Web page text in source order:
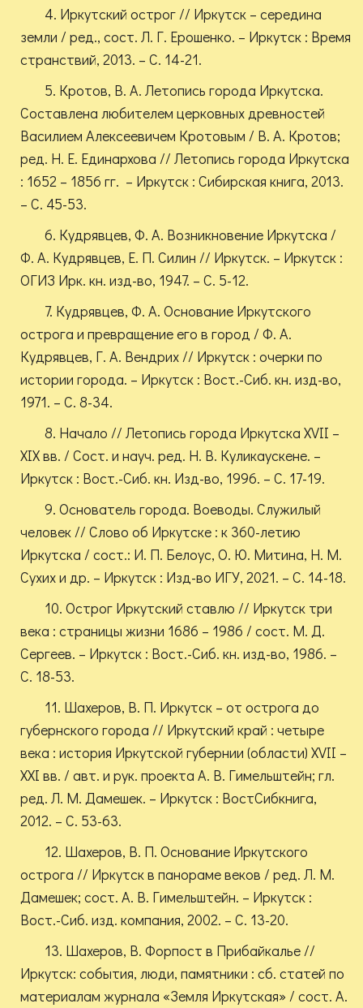
4. Иркутский острог // Иркутск – середина
земли / ред., сост. Л. Г. Ерошенко. – Иркутск : Время
странствий, 2013. – С. 14-21.
5. Кротов, В. А. Летопись города Иркутска.
Составлена любителем церковных древностей
Василием Алексеевичем Кротовым / В. А. Кротов;
ред. Н. Е. Единархова // Летопись города Иркутска
: 1652 – 1856 гг. – Иркутск : Сибирская книга, 2013.
– С. 45-53.
6. Кудрявцев, Ф. А. Возникновение Иркутска /
Ф. А. Кудрявцев, Е. П. Силин // Иркутск. – Иркутск :
ОГИЗ Ирк. кн. изд-во, 1947. – С. 5-12.
7. Кудрявцев, Ф. А. Основание Иркутского
острога и превращение его в город / Ф. А.
Кудрявцев, Г. А. Вендрих // Иркутск : очерки по
истории города. – Иркутск : Вост.-Сиб. кн. изд-во,
1971. – С. 8-34.
8. Начало // Летопись города Иркутска XVII –
XIX вв. / Сост. и науч. ред. Н. В. Куликаускене. –
Иркутск : Вост.-Сиб. кн. Изд-во, 1996. – С. 17-19.
9. Основатель города. Воеводы. Служилый
человек // Слово об Иркутске : к 360-летию
Иркутска / сост.: И. П. Белоус, О. Ю. Митина, Н. М.
Сухих и др. – Иркутск : Изд-во ИГУ, 2021. – С. 14-18.
10. Острог Иркутский ставлю // Иркутск три
века : страницы жизни 1686 – 1986 / сост. М. Д.
Сергеев. – Иркутск : Вост.-Сиб. кн. изд-во, 1986. –
С. 18-53.
11. Шахеров, В. П. Иркутск – от острога до
губернского города // Иркутский край : четыре
века : история Иркутской губернии (области) XVII –
XXI вв. / авт. и рук. проекта А. В. Гимельштейн; гл.
ред. Л. М. Дамешек. – Иркутск : ВостСибкнига,
2012. – С. 53-63.
12. Шахеров, В. П. Основание Иркутского
острога // Иркутск в панораме веков / ред. Л. М.
Дамешек; сост. А. В. Гимельштейн. – Иркутск :
Вост.-Сиб. изд. компания, 2002. – С. 13-20.
13. Шахеров, В. Форпост в Прибайкалье //
Иркутск: события, люди, памятники : сб. статей по
материалам журнала «Земля Иркутская» / сост. А.